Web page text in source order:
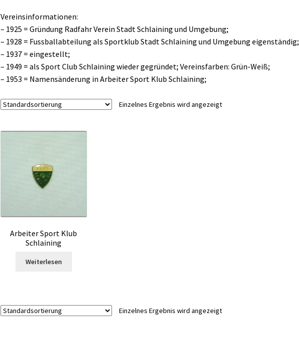
Vereinsinformationen:
– 1925 = Gründung Radfahr Verein Stadt Schlaining und Umgebung;
– 1928 = Fussballabteilung als Sportklub Stadt Schlaining und Umgebung eigenständig;
– 1937 = eingestellt;
– 1949 = als Sport Club Schlaining wieder gegründet; Vereinsfarben: Grün-Weiß;
– 1953 = Namensänderung in Arbeiter Sport Klub Schlaining;
Einzelnes Ergebnis wird angezeigt
Arbeiter Sport Klub
Schlaining
Weiterlesen
Einzelnes Ergebnis wird angezeigt